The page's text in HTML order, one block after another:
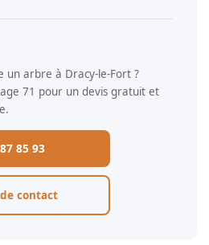
un arbre à Dracy-le-Fort ?
71 pour un devis gratuit et
85 93
contact